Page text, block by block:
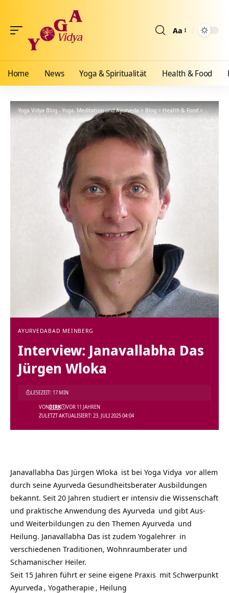
Aa
Home News Yoga & Spiritualität Health & Food
Yoga Vidya Blog - Yoga, Meditation und Ayurveda>Blog>Health & Food>Ayurveda
AYURVEDABAD MEINBERG
Interview: Janavallabha Das
Jürgen Wloka
ZULETZT AKTUALISIERT: 23. JULI 2025 04:04
VONDIRK VOR 11 JAHREN
LESEZEIT: 17 MIN
Janavallabha Das Jürgen Wloka ist bei Yoga Vidya vor allem
durch seine Ayurveda Gesundheitsberater Ausbildungen
bekannt. Seit 20 Jahren studiert er intensiv die Wissenschaft
und praktische Anwendung des Ayurveda und gibt Aus-
und Weiterbildungen zu den Themen Ayurveda und
Heilung. Janavallabha Das ist zudem Yogalehrer in
verschiedenen Traditionen, Wohnraumberater und
Schamanischer Heiler.
Seit 15 Jahren führt er seine eigene Praxis mit Schwerpunkt
Ayurveda , Yogatherapie , Heilung